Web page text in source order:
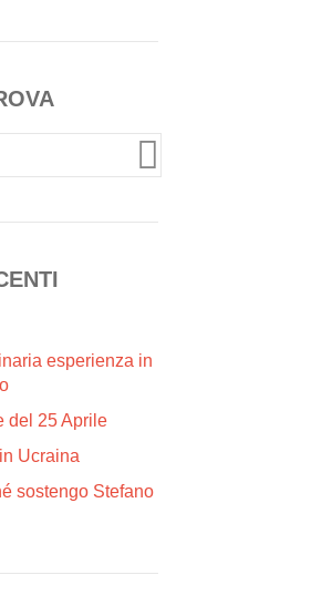
esperienza in
del 25 Aprile
Ucraina
sostengo Stefano